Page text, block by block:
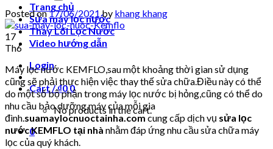
Trang chủ
Sửa máy lọc nước
Thay Lõi Lọc Nước
Video hướng dẫn
Login
Cart /₫00
No products in the cart.
0
Posted on17/06/2021by khang khang
17
Th6
Máy lọc nước KEMFLO,sau một khoảng thời gian sử dụng
cũng sẽ phải thực hiện việc thay thế sửa chữa.Điều này có thể
do một số bộ phận trong máy lọc nước bị hỏng,cũng có thể do
nhu cầu bảo dưỡng máy của mỗi gia
đình.suamaylocnuoctainha.com cung cấp dịch vụ sửa lọc
nước KEMFLO tại nhà nhằm đáp ứng nhu cầu sửa chữa máy
lọc của quý khách.